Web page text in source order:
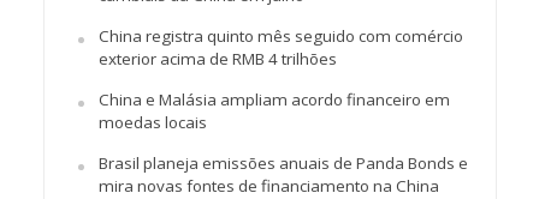
China registra quinto mês seguido com comércio
exterior acima de RMB 4 trilhões
China e Malásia ampliam acordo financeiro em
moedas locais
Brasil planeja emissões anuais de Panda Bonds e
mira novas fontes de financiamento na China